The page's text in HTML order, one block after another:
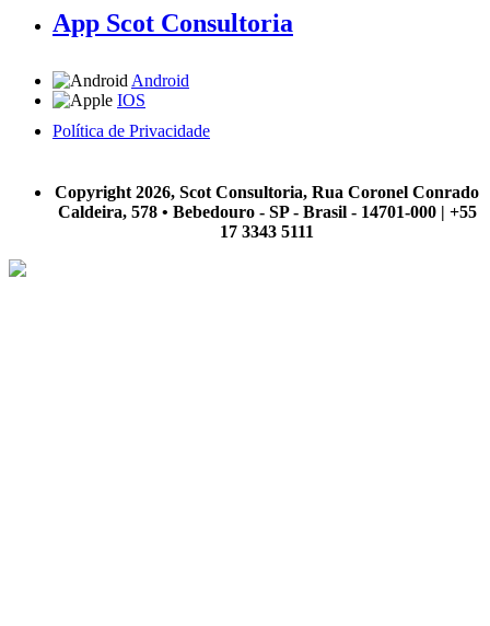
App Scot Consultoria
Android
IOS
Política de Privacidade
Copyright 2026, Scot Consultoria, Rua Coronel Conrado
Caldeira, 578 • Bebedouro - SP - Brasil - 14701-000 | +55
17 3343 5111